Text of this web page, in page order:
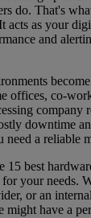
do. That's
acts as your
and
offices, co-
company
downtime
need a reliable
15 best
your needs.
or an
might have a